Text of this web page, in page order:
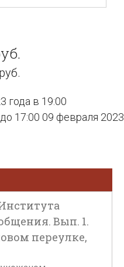
года в 19:00
17:00 09 февраля 2023
Вып. 1.
переулке,